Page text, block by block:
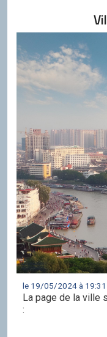
le 19/05/2024 à 19:31
La page de la ville
: